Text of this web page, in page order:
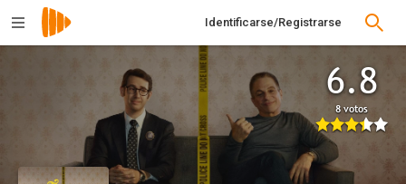
Identificarse/Registrarse
6.8
8 votos